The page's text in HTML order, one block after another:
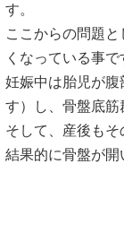
す。
ここからの問題
くなっている事で
妊娠中は胎児が腹
す）し、骨盤底筋
そして、産後もそ
結果的に骨盤が開